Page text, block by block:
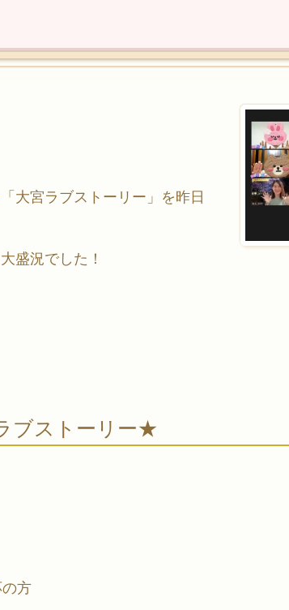
大宮ラブストーリー」を昨日
盛況でした！
ブストーリー★
方